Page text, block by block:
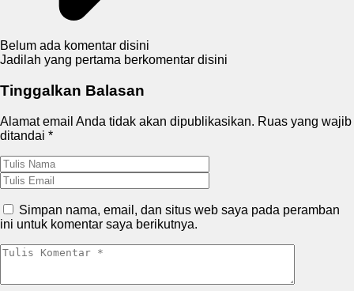
Belum ada komentar disini
Jadilah yang pertama berkomentar disini
Tinggalkan Balasan
Alamat email Anda tidak akan dipublikasikan. Ruas yang wajib
ditandai *
Simpan nama, email, dan situs web saya pada peramban
ini untuk komentar saya berikutnya.